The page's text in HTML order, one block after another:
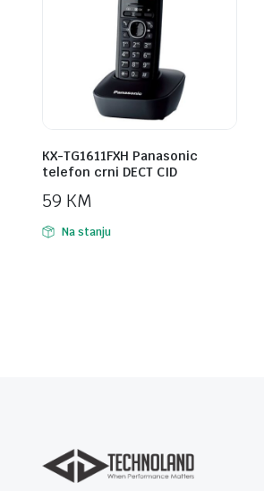
KX-TG1611FXH Panasonic
telefon crni DECT CID
59 KM
Na stanju